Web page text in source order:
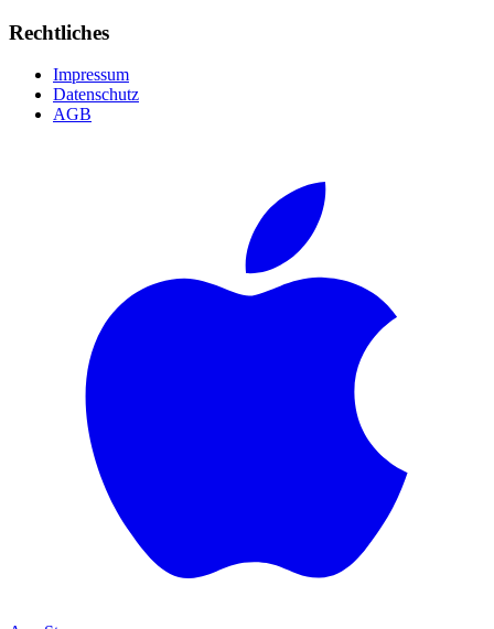
Rechtliches
Impressum
Datenschutz
AGB